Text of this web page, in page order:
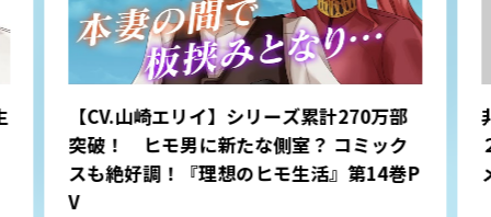
【CV.山崎エリイ】シリーズ累計270万部
突破！ ヒモ男に新たな側室？ コミック
スも絶好調！『理想のヒモ生活』第14巻P
V